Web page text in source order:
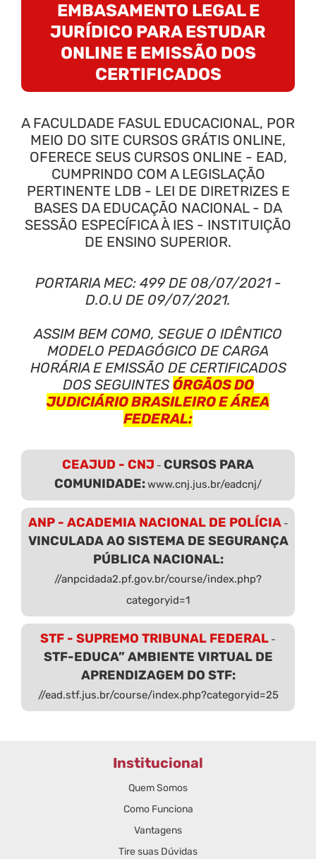
EMBASAMENTO LEGAL E
JURÍDICO PARA ESTUDAR
ONLINE E EMISSÃO DOS
CERTIFICADOS
A FACULDADE FASUL EDUCACIONAL, POR
MEIO DO SITE CURSOS GRÁTIS ONLINE,
OFERECE SEUS CURSOS ONLINE - EAD,
CUMPRINDO COM A LEGISLAÇÃO
PERTINENTE LDB - LEI DE DIRETRIZES E
BASES DA EDUCAÇÃO NACIONAL - DA
SESSÃO ESPECÍFICA À IES - INSTITUIÇÃO
DE ENSINO SUPERIOR.
PORTARIA MEC: 499 DE 08/07/2021 -
D.O.U DE 09/07/2021.
ASSIM BEM COMO, SEGUE O IDÊNTICO
MODELO PEDAGÓGICO DE CARGA
HORÁRIA E EMISSÃO DE CERTIFICADOS
DOS SEGUINTES ÓRGÃOS DO
JUDICIÁRIO BRASILEIRO E ÁREA
FEDERAL:
CEAJUD - CNJ - CURSOS PARA
COMUNIDADE:www.cnj.jus.br/eadcnj/
ANP - ACADEMIA NACIONAL DE POLÍCIA-
VINCULADA AO SISTEMA DE SEGURANÇA
PÚBLICA NACIONAL:
//anpcidada2.pf.gov.br/course/index.php?
categoryid=1
STF - SUPREMO TRIBUNAL FEDERAL -
STF-EDUCA” AMBIENTE VIRTUAL DE
APRENDIZAGEM DO STF:
//ead.stf.jus.br/course/index.php?categoryid=25
Institucional
Quem Somos
Como Funciona
Vantagens
Tire suas Dúvidas